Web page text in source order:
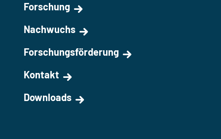
Forschung
Nachwuchs
Forschungsförderung
Kontakt
Downloads